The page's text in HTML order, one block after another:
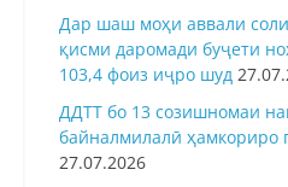
Дар шаш моҳи аввали
қисми даромади буҷети
103,4 фоиз иҷро шуд
ДДТТ бо 13 созишномаи
байналмилалӣ ҳамкориро
27.07.2026